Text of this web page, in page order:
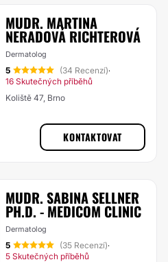
MUDR. MARTINA
NERADOVÁ RICHTEROVÁ
Dermatolog
5 (34 Recenzí)·
16 Skutečných příběhů
Koliště 47, Brno
KONTAKTOVAT
MUDR. SABINA SELLNER
PH.D. - MEDICOM CLINIC
Dermatolog
5 (35 Recenzí)·
5 Skutečných příběhů